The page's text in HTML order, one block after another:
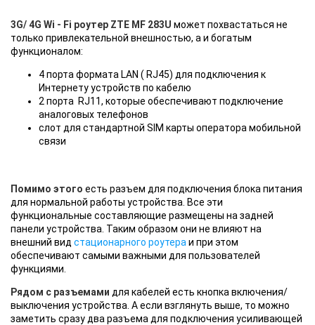
3G/ 4G Wi - Fi роутер ZTE MF 283U может похвастаться не
только привлекательной внешностью, а и богатым
функционалом:
4 порта формата LAN ( RJ45) для подключения к
Интернету устройств по кабелю
2 порта RJ11, которые обеспечивают подключение
аналоговых телефонов
слот для стандартной SIM карты оператора мобильной
связи
Помимо этого есть разъем для подключения блока питания
для нормальной работы устройства. Все эти
функциональные составляющие размещены на задней
панели устройства. Таким образом они не влияют на
внешний вид стационарного роутера и при этом
обеспечивают самыми важными для пользователей
функциями.
Рядом с разъемами для кабелей есть кнопка включения/
выключения устройства. А если взглянуть выше, то можно
заметить сразу два разъема для подключения усиливающей